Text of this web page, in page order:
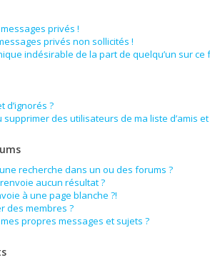
privés !
privés non sollicités !
indésirable de la part de quelqu’un sur ce
d’ignorés ?
des utilisateurs de ma liste d’amis et
recherche dans un ou des forums ?
aucun résultat ?
à une page blanche ?!
des membres ?
propres messages et sujets ?